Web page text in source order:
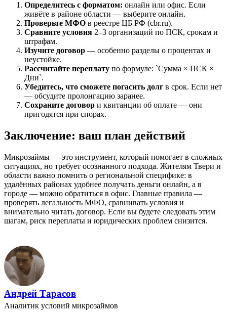
Определитесь с форматом: онлайн или офис. Если
живёте в районе области — выберите онлайн.
Проверьте МФО в реестре ЦБ РФ (cbr.ru).
Сравните условия 2–3 организаций по ПСК, срокам и
штрафам.
Изучите договор — особенно разделы о процентах и
неустойке.
Рассчитайте переплату по формуле: `Сумма × ПСК ×
Дни`.
Убедитесь, что сможете погасить долг в срок. Если нет
— обсудите пролонгацию заранее.
Сохраните договор и квитанции об оплате — они
пригодятся при спорах.
Заключение: ваш план действий
Микрозаймы — это инструмент, который помогает в сложных
ситуациях, но требует осознанного подхода. Жителям Твери и
области важно помнить о региональной специфике: в
удалённых районах удобнее получать деньги онлайн, а в
городе — можно обратиться в офис. Главные правила —
проверять легальность МФО, сравнивать условия и
внимательно читать договор. Если вы будете следовать этим
шагам, риск переплаты и юридических проблем снизится.
Андрей Тарасов
Аналитик условий микрозаймов